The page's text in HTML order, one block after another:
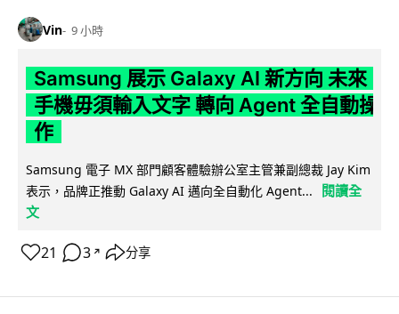
Vin 9 小時
Samsung 展示 Galaxy AI 新方向 未來
手機毋須輸入文字 轉向 Agent 全自動操
作
Samsung 電子 MX 部門顧客體驗辦公室主管兼副總裁 Jay Kim
表示，品牌正推動 Galaxy AI 邁向全自動化 Agent...
閱讀全
文
21 3 ↗ 分享